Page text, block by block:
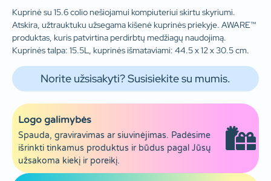
Kuprinė su 15.6 colio nešiojamui kompiuteriui skirtu skyriumi.
Atskira, užtrauktuku užsegama kišenė kuprinės priekyje. AWARE™
produktas, kuris patvirtina perdirbtų medžiagų naudojimą.
Kuprinės talpa: 15.5L, kuprinės išmataviami: 44.5 x 12 x 30.5 cm.
Norite užsisakyti? Susisiekite su mumis.
Logo galimybės
Spauda, graviravimas ar siuvinėjimas. Padėsime
išrinkti tinkamus produktus ir būdus pagal Jūsų
užsakoma kiekį ir poreikį.